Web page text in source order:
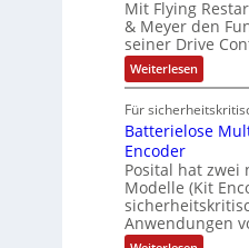
o
m
a
t
i
o
g
e
w
ä
i
t
s
k
f
t
e
d
i
e
r
4
0
A
e
t
z
t
e
l
e
ä
l
t
S
c
Mit Flying
& Meyer den
seiner Drive
Weiterlesen:
S
n
s
l
o
s
e
F
Für
Batterielose
Encoder
Posital hat zwei
Modelle (Kit
Anwendungen